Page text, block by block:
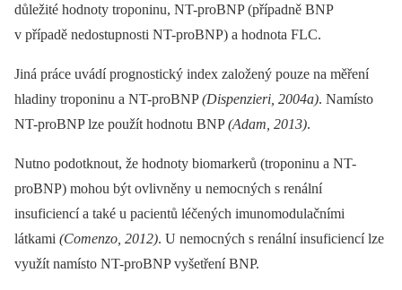
důležité hodnoty troponinu, NT-proBNP (případně BNP
v případě nedostupnosti NT-proBNP) a hodnota FLC.
Jiná práce uvádí prognostický index založený pouze na měření
hladiny troponinu a NT-proBNP(Dispenzieri, 2004a). Namísto
NT-proBNP lze použít hodnotu BNP(Adam, 2013).
Nutno podotknout, že hodnoty biomarkerů (troponinu a NT-
proBNP) mohou být ovlivněny u nemocných s renální
insuficiencí a také u pacientů léčených imunomodulačními
látkami (Comenzo, 2012). U nemocných s renální insuficiencí lze
využít namísto NT-proBNP vyšetření BNP.